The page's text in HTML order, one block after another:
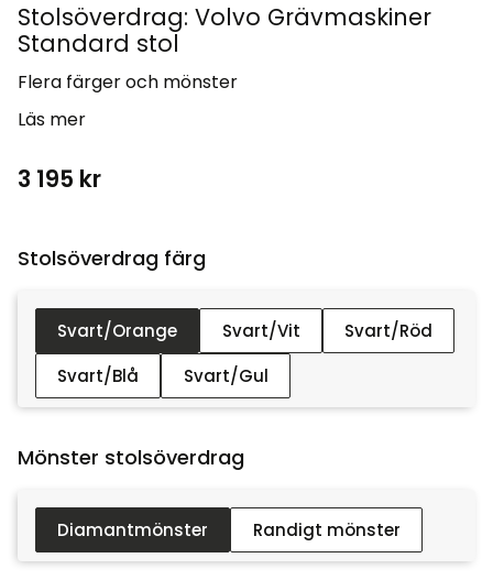
Stolsöverdrag: Volvo Grävmaskiner
Standard stol
Flera färger och mönster
Läs mer
3 195 kr
Stolsöverdrag färg :
Svart/Orange Svart/Vit
Svart/Röd
Svart/Blå
Svart/Gul
Mönster stolsöverdrag :
Diamantmönster Randigt mönster